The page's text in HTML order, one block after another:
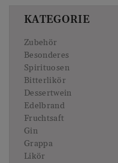
KATEGORIE
Zubehör
Besonderes
Spirituosen
Bitterlikör
Dessertwein
Edelbrand
Fruchtsaft
Gin
Grappa
Likör